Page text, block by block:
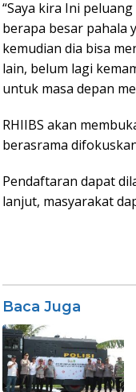
“Saya kira Ini
berapa besar pahala
kemudian dia bisa
lain, belum lagi
untuk masa depan
RHIIBS akan
berasrama
Pendaftaran dapat
lanjut, masyarakat
Baca Juga